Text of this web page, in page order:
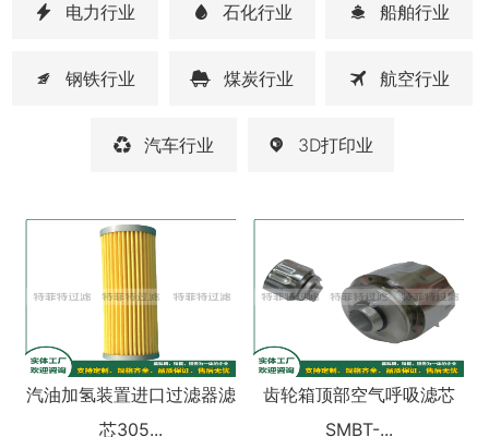
电力行业 石化行业 船舶行业
钢铁行业 煤炭行业 航空行业
汽车行业 3D打印业
汽油加氢装置进⼝过滤器滤
芯305...
齿轮箱顶部空气呼吸滤芯
SMBT-...